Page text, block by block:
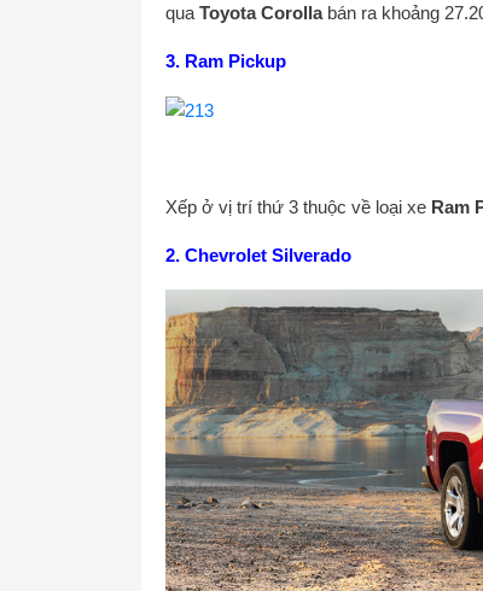
qua Toyota Corollabán ra khoảng
3. Ram Pickup
Xếp ở vị trí thứ 3 thuộc về loại xe Ram
2. Chevrolet Silverado